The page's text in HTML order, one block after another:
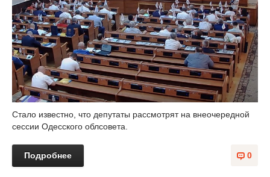
Стало известно, что депутаты рассмотрят на внеочередной
сессии Одесского облсовета.
0
Подробнее